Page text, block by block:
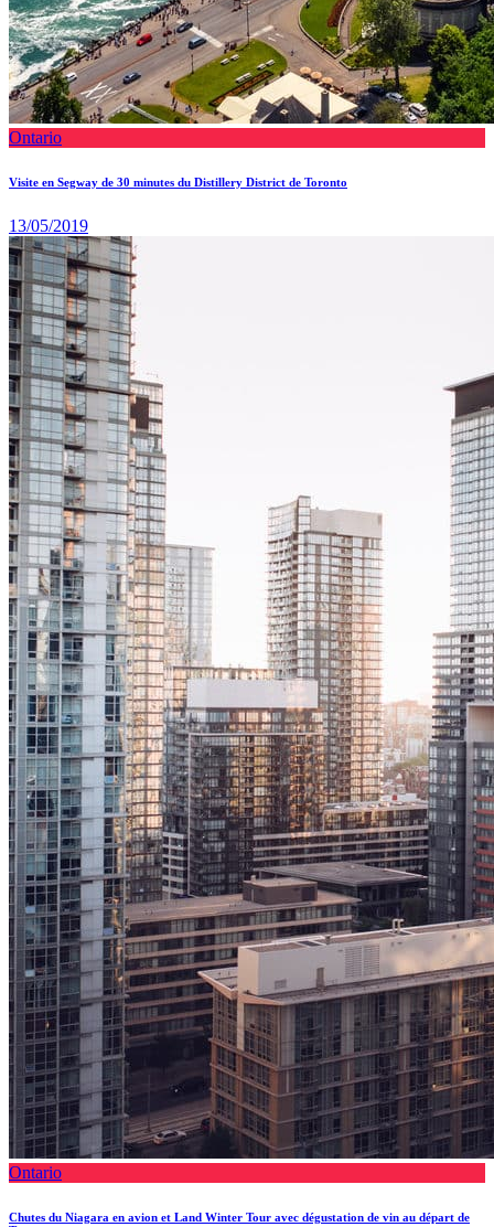
Ontario
Visite en Segway de 30 minutes du Distillery District de Toronto
13/05/2019
Ontario
Chutes du Niagara en avion et Land Winter Tour avec dégustation de vin au départ de